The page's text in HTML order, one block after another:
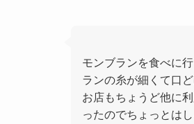
モンブランを食べに
ランの糸が細くて口ど
お店もちょうど他に
ったのでちょっとは